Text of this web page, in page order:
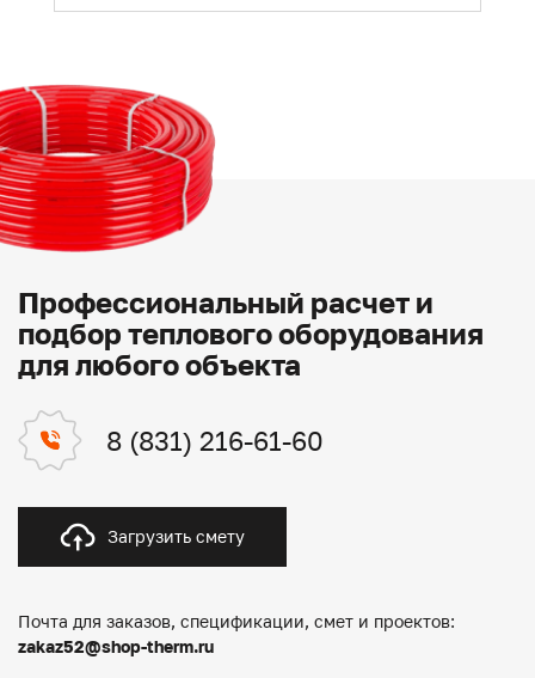
Профессиональный расчет и
подбор теплового оборудования
для любого объекта
8 (831) 216-61-60
Загрузить смету
Почта для заказов, спецификации, смет и проектов:
zakaz52@shop-therm.ru